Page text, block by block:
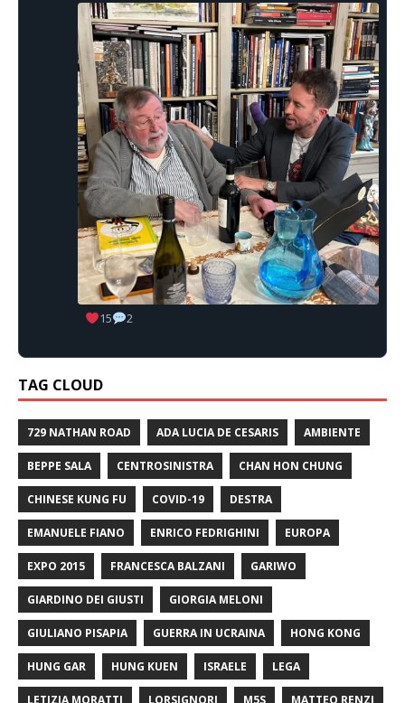
15 2
TAG CLOUD
729 NATHAN ROAD ADA LUCIA DE CESARIS AMBIENTE
BEPPE SALA CENTROSINISTRA CHAN HON CHUNG
CHINESE KUNG FU COVID-19 DESTRA
EMANUELE FIANO ENRICO FEDRIGHINI EUROPA
EXPO 2015 FRANCESCA BALZANI GARIWO
GIARDINO DEI GIUSTI GIORGIA MELONI
GIULIANO PISAPIA GUERRA IN UCRAINA HONG KONG
HUNG GAR HUNG KUEN ISRAELE LEGA